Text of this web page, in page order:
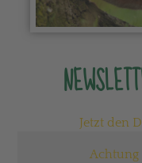
Jetzt den
Achtung